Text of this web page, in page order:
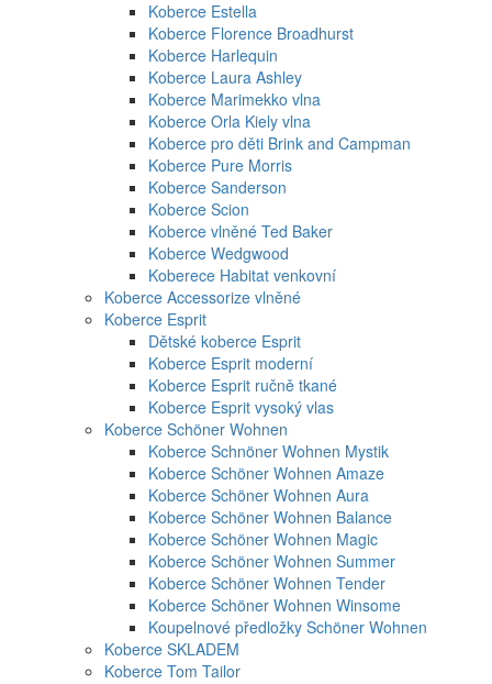
Koberce Estella
Koberce Florence Broadhurst
Koberce Harlequin
Koberce Laura Ashley
Koberce Marimekko vlna
Koberce Orla Kiely vlna
Koberce pro děti Brink and Campman
Koberce Pure Morris
Koberce Sanderson
Koberce Scion
Koberce vlněné Ted Baker
Koberce Wedgwood
Koberece Habitat venkovní
Koberce Accessorize vlněné
Koberce Esprit
Dětské koberce Esprit
Koberce Esprit moderní
Koberce Esprit ručně tkané
Koberce Esprit vysoký vlas
Koberce Schöner Wohnen
Koberce Schnöner Wohnen Mystik
Koberce Schöner Wohnen Amaze
Koberce Schöner Wohnen Aura
Koberce Schöner Wohnen Balance
Koberce Schöner Wohnen Magic
Koberce Schöner Wohnen Summer
Koberce Schöner Wohnen Tender
Koberce Schöner Wohnen Winsome
Koupelnové předložky Schöner Wohnen
Koberce SKLADEM
Koberce Tom Tailor